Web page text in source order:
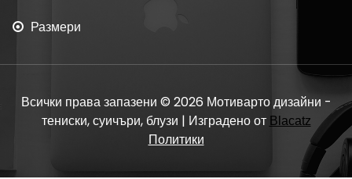
Размери
Всички права запазени © 2026 Мотиварто дизайни -
тениски, суичъри, блузи | Изградено от Blacatz
Политики